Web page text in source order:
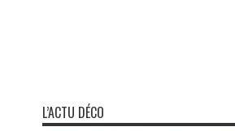
L’ACTU DÉCO